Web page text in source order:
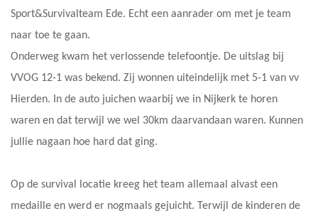
Sport&Survivalteam Ede. Echt een aanrader om met je team
naar toe te gaan.
Onderweg kwam het verlossende telefoontje. De uitslag bij
VVOG 12-1 was bekend. Zij wonnen uiteindelijk met 5-1 van vv
Hierden. In de auto juichen waarbij we in Nijkerk te horen
waren en dat terwijl we wel 30km daarvandaan waren. Kunnen
jullie nagaan hoe hard dat ging.
Op de survival locatie kreeg het team allemaal alvast een
medaille en werd er nogmaals gejuicht. Terwijl de kinderen de